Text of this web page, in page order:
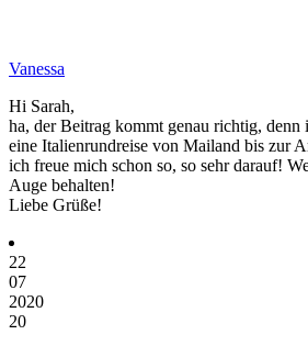
Vanessa
Hi Sarah,
ha, der Beitrag kommt genau richtig, denn
eine Italienrundreise von Mailand bis zur
ich freue mich schon so, so sehr darauf!
Auge behalten!
Liebe Grüße!
22
07
2020
20